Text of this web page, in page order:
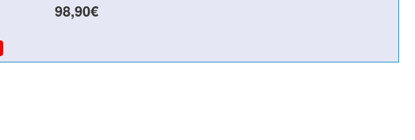
98,90€